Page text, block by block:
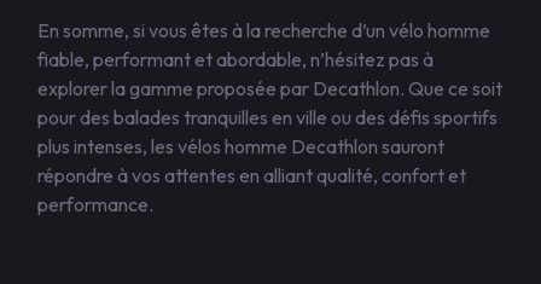
En somme, si vous êtes à la recherche d’un vélo homme
fiable, performant et abordable, n’hésitez pas à
explorer la gamme proposée par Decathlon. Que ce soit
pour des balades tranquilles en ville ou des défis sportifs
plus intenses, les vélos homme Decathlon sauront
répondre à vos attentes en alliant qualité, confort et
performance.